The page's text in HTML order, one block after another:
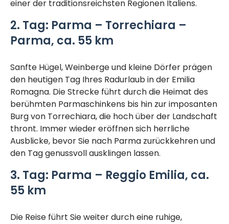
einer der traditionsreichsten Regionen Italiens.
2. Tag: Parma – Torrechiara –
Parma, ca. 55 km
Sanfte Hügel, Weinberge und kleine Dörfer prägen
den heutigen Tag Ihres Radurlaub in der Emilia
Romagna. Die Strecke führt durch die Heimat des
berühmten Parmaschinkens bis hin zur imposanten
Burg von Torrechiara, die hoch über der Landschaft
thront. Immer wieder eröffnen sich herrliche
Ausblicke, bevor Sie nach Parma zurückkehren und
den Tag genussvoll ausklingen lassen.
3. Tag: Parma – Reggio Emilia, ca.
55 km
Die Reise führt Sie weiter durch eine ruhige,